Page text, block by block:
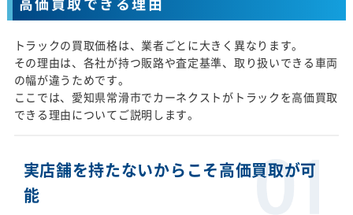
トラックの買取価格は、業者ごとに大きく異なります。
その理由は、各社が持つ販路や査定基準、取り扱いできる車両
の幅が違うためです。
ここでは、愛知県常滑市でカーネクストがトラックを高価買取
できる理由についてご説明します。
実店舗を持たないからこそ高価買取が可
能